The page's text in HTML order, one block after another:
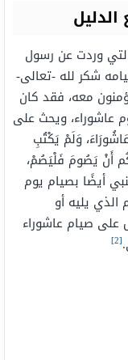
وردت عن رسول
شكر لله -تعالى-
معه، فقد كان
عاشوراء، ويحث على
وَلَمْ يَكْتُبِ
أَنْ يَصُومَ فَلْيَصُمْ،
أيضًا بصيام يوم
يليه أو
على صيام عاشوراء
[2]